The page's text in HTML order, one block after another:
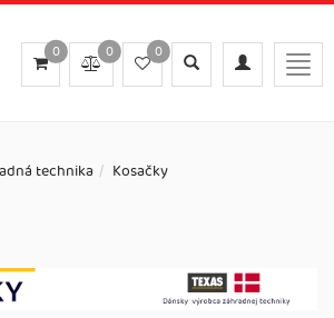
Toggle
navigation
Toggle
search
0
0
0
technika Kosačky